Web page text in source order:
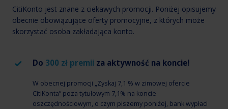
CitiKonto jest znane z ciekawych promocji. Poniżej opisujemy
obecnie obowiązujące oferty promocyjne, z których może
skorzystać osoba zakładająca konto.
Do 300 zł premii za aktywność na koncie!
W obecnej promocji „Zyskaj 7,1 % w zimowej ofercie
CitiKonta” poza tytułowym 7,1% na koncie
oszczędnościowym, o czym piszemy poniżej, bank wypłaci